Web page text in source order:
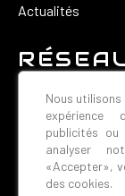
Actualités
Nous
expérience
publicités ou
analyser
«Accepter»,
des cookies.